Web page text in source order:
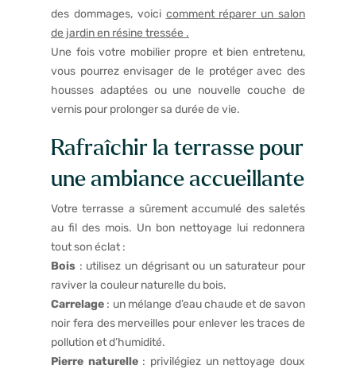
des dommages, voici comment réparer un salon
de jardin en résine tressée .
Une fois votre mobilier propre et bien entretenu,
vous pourrez envisager de le protéger avec des
housses adaptées ou une nouvelle couche de
vernis pour prolonger sa durée de vie.
Rafraîchir la terrasse pour
une ambiance accueillante
Votre terrasse a sûrement accumulé des saletés
au fil des mois. Un bon nettoyage lui redonnera
tout son éclat :
Bois : utilisez un dégrisant ou un saturateur pour
raviver la couleur naturelle du bois.
Carrelage : un mélange d’eau chaude et de savon
noir fera des merveilles pour enlever les traces de
pollution et d’humidité.
Pierre naturelle: privilégiez un nettoyage doux